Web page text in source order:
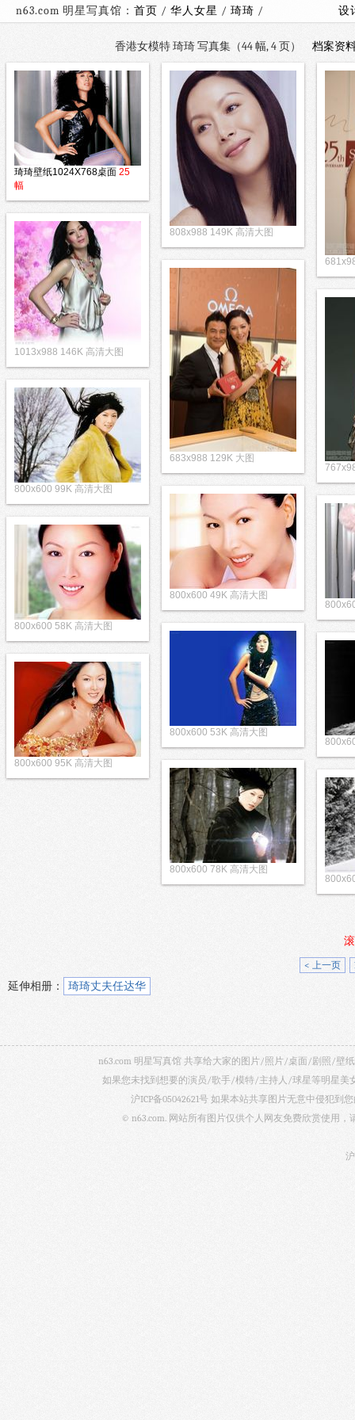
n63.com 明星写真馆： 首页 / 华人女星 / 琦琦 / 设
香港女模特 琦琦 写真集（44 幅, 4 页） 档案资
琦琦壁纸1024X768桌面 25
幅
808x988 149K 高清大图
1013x988 146K 高清大图
683x988 129K 大图
800x600 99K 高清大图
800x600 49K 高清大图
800x600 58K 高清大图
800x600 53K 高清大图
800x600 95K 高清大图
800x600 78K 高清大图
< 上一页
延伸相册： 琦琦丈夫任达华
n63.com 明星写真馆 共享给大家的图片/照片/桌面/剧照/壁
如果您未找到想要的演员/歌手/模特/主持人/球星等明星美
沪ICP备05042621号 如果本站共享图片无意中侵犯到
© n63.com. 网站所有图片仅供个人网友免费欣赏使用